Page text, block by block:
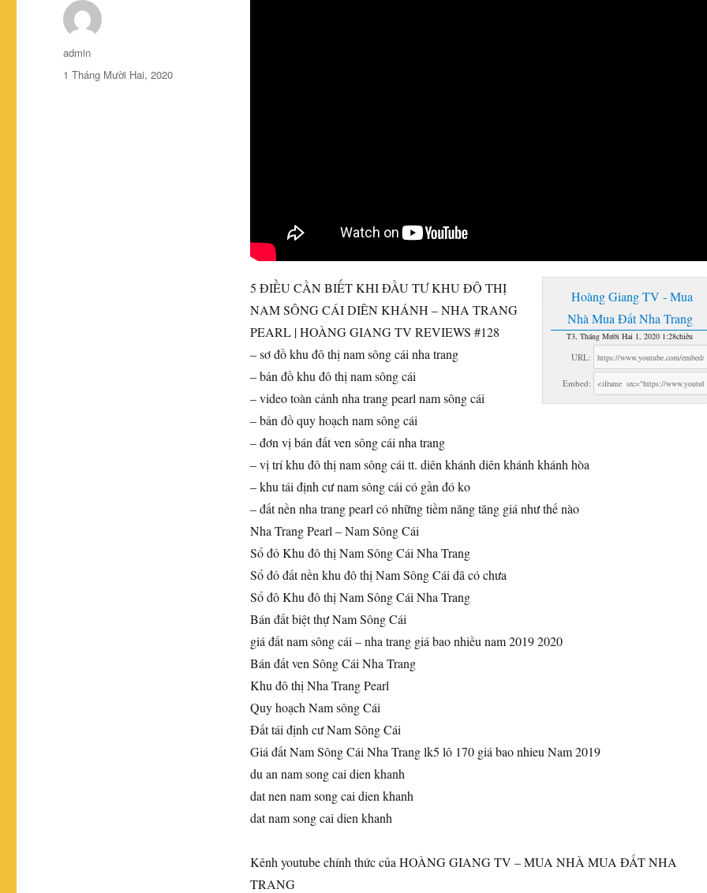
Hoàng Giang TV - Mua
Nhà Mua Đất Nha Trang
T3, Tháng Mười Hai 1, 2020 1:28chiều
URL:
Embed:
5 ĐIỀU CẦN BIẾT KHI ĐẦU TƯ KHU ĐÔ THỊ
NAM SÔNG CÁI DIÊN KHÁNH – NHA TRANG
PEARL | HOÀNG GIANG TV REVIEWS #128
– sơ đồ khu đô thị nam sông cái nha trang
– bản đồ khu đô thị nam sông cái
– video toàn cảnh nha trang pearl nam sông cái
– bản đồ quy hoạch nam sông cái
– đơn vị bán đất ven sông cái nha trang
– vị trí khu đô thị nam sông cái tt. diên khánh diên khánh khánh hòa
– khu tái định cư nam sông cái có gần đó ko
– đất nền nha trang pearl có những tiềm năng tăng giá như thế nào
Nha Trang Pearl – Nam Sông Cái
Sổ đỏ Khu đô thị Nam Sông Cái Nha Trang
Sổ đỏ đất nền khu đô thị Nam Sông Cái đã có chưa
Sổ đô Khu đô thị Nam Sông Cái Nha Trang
Bán đất biệt thự Nam Sông Cái
giá đất nam sông cái – nha trang giá bao nhiều nam 2019 2020
Bán đất ven Sông Cái Nha Trang
Khu đô thị Nha Trang Pearl
Quy hoạch Nam sông Cái
Đất tái định cư Nam Sông Cái
Giá đất Nam Sông Cái Nha Trang lk5 lô 170 giá bao nhieu Nam 2019
du an nam song cai dien khanh
dat nen nam song cai dien khanh
dat nam song cai dien khanh
Kênh youtube chính thức của HOÀNG GIANG TV – MUA NHÀ MUA ĐẤT NHA
TRANG
Tác
giả
admin
Đăng
1 Tháng Mười Hai, 2020